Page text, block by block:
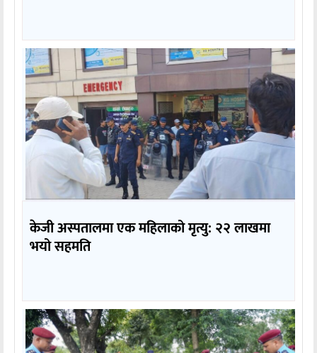
केजी अस्पतालमा एक महिलाको मृत्यु: २२ लाखमा
भयो सहमति